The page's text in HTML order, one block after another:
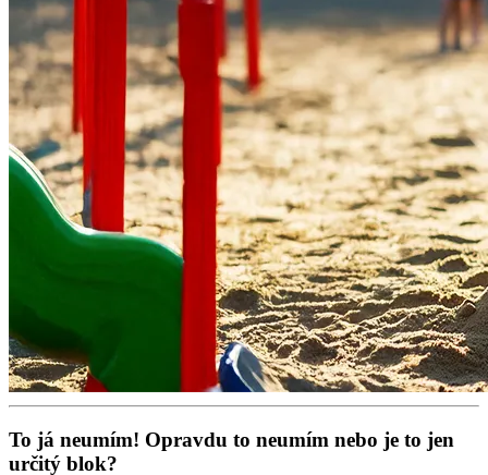
To já neumím! Opravdu to neumím nebo je to jen
určitý blok?